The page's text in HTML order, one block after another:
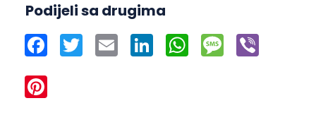
Podijeli sa drugima
Facebook
Twitter Email LinkedInWhatsApp
Message